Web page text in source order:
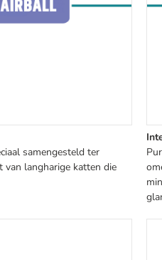
samengesteld ter
van langharige katten die